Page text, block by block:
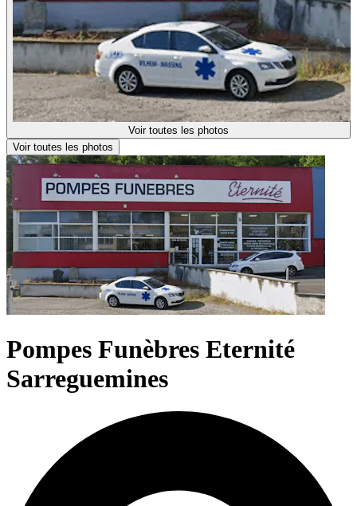
Voir toutes les photos
Voir toutes les photos
Pompes Funèbres Eternité
Sarreguemines